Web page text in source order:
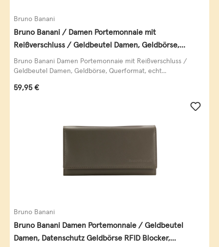
Bruno Banani
Bruno Banani / Damen Portemonnaie mit
Reißverschluss / Geldbeutel Damen, Geldbörse,
Querformat, echt Leder, black/white/red
Bruno Banani Damen Portemonnaie mit Reißverschluss /
Geldbeutel Damen, Geldbörse, Querformat, echt...
Regulärer Preis:
59,95 €
Bruno Banani
Bruno Banani Damen Portemonnaie / Geldbeutel
Damen, Datenschutz Geldbörse RFID Blocker,